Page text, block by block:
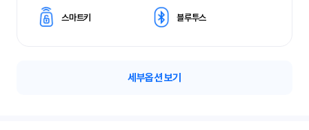
스마트키 블루투스
세부옵션 보기